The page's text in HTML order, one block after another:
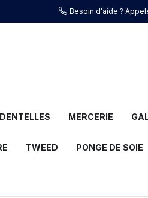
Besoin d'aide ?
DENTELLES MERCERIE
TWEED PONGE DE SOIE